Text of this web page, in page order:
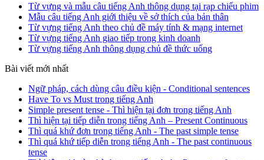
Từ vựng và mẫu câu tiếng Anh thông dụng tại rạp chiếu phim
Mẫu câu tiếng Anh giới thiệu về sở thích của bản thân
Từ vựng tiếng Anh theo chủ đề máy tính & mạng internet
Từ vựng tiếng Anh giao tiếp trong kinh doanh
Từ vựng tiếng Anh thông dụng chủ đề thức uống
Bài viết mới nhất
Ngữ pháp, cách dùng câu điều kiện - Conditional sentences
Have To vs Must trong tiếng Anh
Simple present tense - Thì hiện tại đơn trong tiếng Anh
Thì hiện tại tiếp diễn trong tiếng Anh – Present Continuous
Thì quá khứ đơn trong tiếng Anh - The past simple tense
Thì quá khứ tiếp diễn trong tiếng Anh - The past continuous
tense